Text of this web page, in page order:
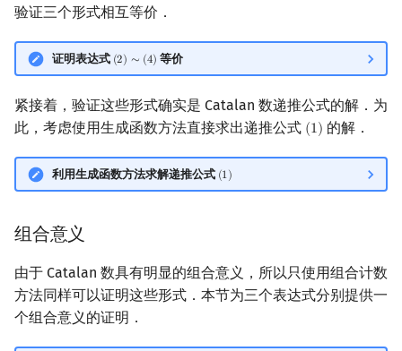
验证三个形式相互等价．
证明表达式 (2) ∼ (4)
(2)∼(4) 等价
紧接着，验证这些形式确实是 Catalan 数递推公式的解．为
此，考虑使用生成函数方法直接求出递推公式 (1)
(1) 的解．
利用生成函数方法求解递推公式 (1)
(1)
组合意义
由于 Catalan 数具有明显的组合意义，所以只使用组合计数
方法同样可以证明这些形式．本节为三个表达式分别提供一
个组合意义的证明．